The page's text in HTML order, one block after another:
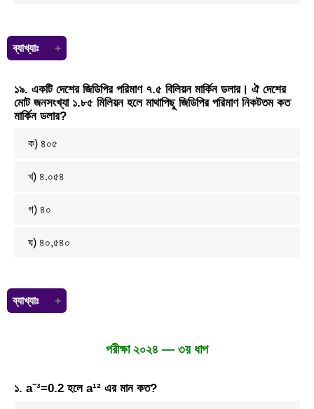
ব্যাখ্যাঃ
যেহেতু ২টি পুস্তক নির্দিষ্ট থাকবে তাই ২টি পুস্তকে উভয়ক্ষেত্রেই আলাদা করে রেখে,
বাকি (১২–২) =১০টি পুস্তক হতে (৫–২) =৩টি পুস্তক বাছাই করতে হবে। বাছাই
সংখ্যা = (১০×৯×৮) ÷ (৩×২×১) = ১২০
১৯. একটি দেশের জিডিপির পরিমাণ ৭.৫ বিলিয়ন মার্কিন ডলার। ঐ দেশের
মোট জনসংখ্যা ১.৮৫ মিলিয়ন হলে মাথাপিছু জিডিপির পরিমাণ নিকটতম কত
মার্কিন ডলার?
ক) ৪০৫
খ) ৪.০৫৪
গ) ৪০
ঘ) ৪০,৫৪০
ব্যাখ্যাঃ
75,0000000 ÷ 1850000 = 405.405
পরীক্ষা ২০২৪ — ৩য় ধাপ
১. a⁻³=0.2 হলে a¹² এর মান কত?